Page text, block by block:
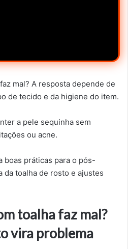
mal? A resposta depende de
de tecido e da higiene do item.
a pele sequinha sem
ou acne.
boas práticas para o pós-
da toalha de rosto e ajustes
toalha faz mal?
vira problema